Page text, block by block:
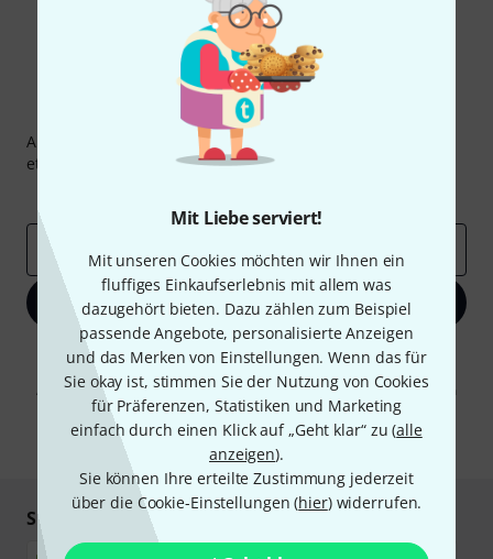
Mit Liebe serviert!
Mit unseren Cookies möchten wir Ihnen ein
fluffiges Einkaufserlebnis mit allem was
dazugehört bieten. Dazu zählen zum Beispiel
passende Angebote, personalisierte Anzeigen
und das Merken von Einstellungen. Wenn das für
Sie okay ist, stimmen Sie der Nutzung von Cookies
für Präferenzen, Statistiken und Marketing
einfach durch einen Klick auf „Geht klar“ zu (alle
anzeigen).
Sie können Ihre erteilte Zustimmung jederzeit
über die Cookie-Einstellungen (hier) widerrufen.
Thomann Newsletter
Abonniere den Thomann Newsletter und gewinne mit
etwas Glück einen von50 Gutscheinen
E-Mail-Adresse
Jetzt anmelden
Mit Klick auf „Jetzt anmelden“ stimmen Sie dem Erhalt von E-Mail-
Werbung und einer Messung des E-Mail-Nutzungsverhaltens zu. Die
Abmeldung ist jederzeit möglich. Weitere Informationen finden Sie in
unserenDatenschutzhinweisen.
Sicher einkaufen & bezahlen